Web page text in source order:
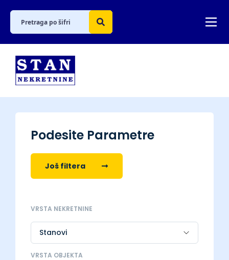
Podesite Parametre
Još filtera
VRSTA NEKRETNINE
VRSTA OBJEKTA